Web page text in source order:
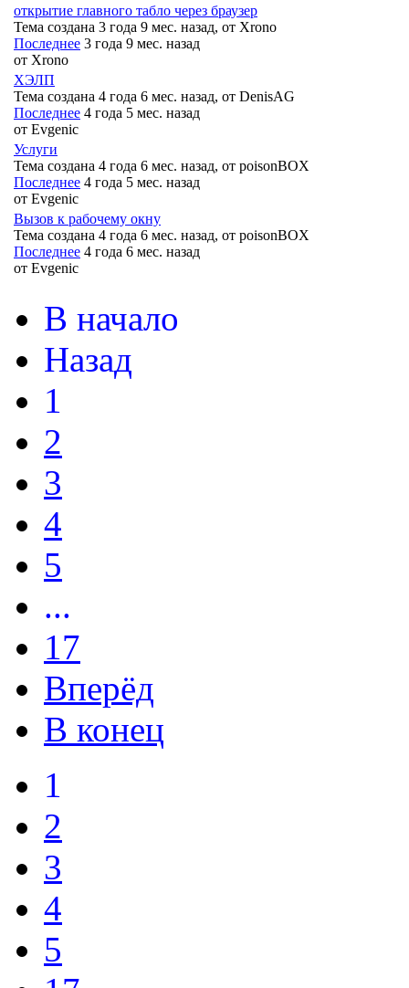
открытие главного табло через браузер
Тема создана 3 года 9 мес. назад, от Xrono
Последнее 3 года 9 мес. назад
от Xrono
ХЭЛП
Тема создана 4 года 6 мес. назад, от DenisAG
Последнее 4 года 5 мес. назад
от Evgenic
Услуги
Тема создана 4 года 6 мес. назад, от poisonBOX
Последнее 4 года 5 мес. назад
от Evgenic
Вызов к рабочему окну
Тема создана 4 года 6 мес. назад, от poisonBOX
Последнее 4 года 6 мес. назад
от Evgenic
В начало
Назад
1
2
3
4
5
...
17
Вперёд
В конец
1
2
3
4
5